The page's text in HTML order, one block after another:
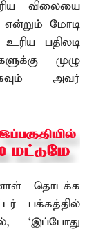
விலையை
மோடி
உரிய பதிலடி
முழு
அவர்
தொடக்க
பக்கத்தில்
‘இப்போது